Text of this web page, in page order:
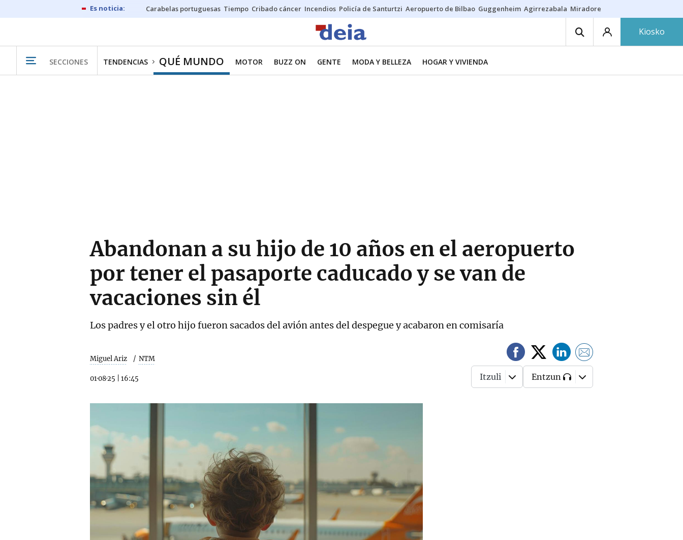
Carabelas portuguesas Tiempo Cribado cáncer Incendios Policía de Santurtzi Aeropuerto de Bilbao Guggenheim Agirrezabala Miradores en Bilbao
Kiosko
SECCIONES TENDENCIAS QUÉ MUNDO MOTOR BUZZ ON GENTE MODA Y BELLEZA HOGAR Y VIVIENDA
Abandonan a su hijo de 10 años en el aeropuerto
por tener el pasaporte caducado y se van de
vacaciones sin él
Los padres y el otro hijo fueron sacados del avión antes del despegue y acabaron en comisaría
Miguel Ariz NTM
01·08·25 16:45 Itzuli Entzun